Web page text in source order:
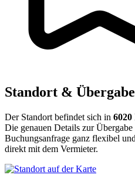
Standort & Übergabe
Der Standort befindet sich in
Die genauen Details zur
Buchungsanfrage ganz flexibel
direkt mit dem Vermieter.